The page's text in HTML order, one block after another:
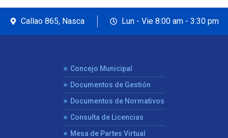
Callao 865, Nasca Lun - Vie 8:00 am - 3:30 pm
Concejo Municipal
Documentos de Gestión
Documentos de Normativos
Consulta de Licencias
Mesa de Partes Virtual